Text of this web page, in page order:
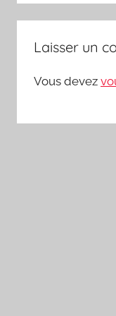
Laisser un
Vous devez